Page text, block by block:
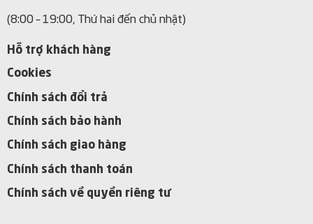
(8:00 – 19:00, Thứ hai đến chủ nhật)
Hỗ trợ khách hàng
Cookies
Chính sách đổi trả
Chính sách bảo hành
Chính sách giao hàng
Chính sách thanh toán
Chính sách về quyền riêng tư